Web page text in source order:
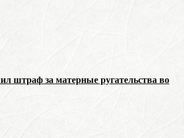
штраф за матерные ругательства во